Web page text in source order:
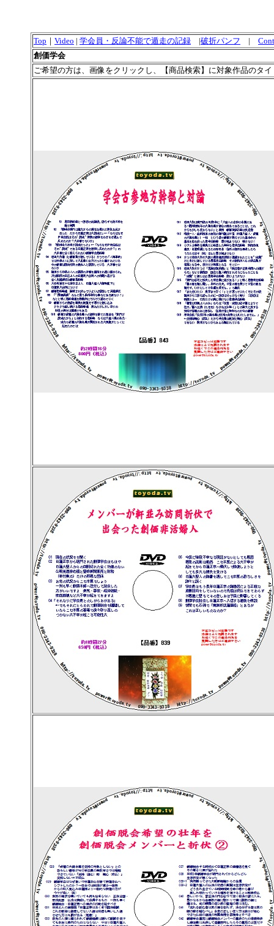
Top ｜ Video | 学会員・反論不能で遁走の記録 |破折パンフ |
創価学会
ご希望の方は、画像をクリックし、【商品検索】に対象作品のタ